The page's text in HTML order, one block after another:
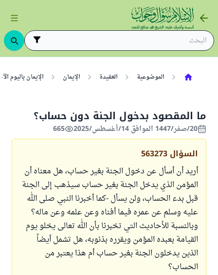
الموضوعية العقيدة الإيمان الإيمان باليوم
ما المقصود بدخول الجنة دون حساب؟
20/صفر/1447 الموافق 14/أغسطس/2025 665
السؤال 563273
أريد أن أسأل عن دخول الجنة بغير حساب، هل معناه أن
المؤمن الذي يدخل الجنة بغير حساب سيذهب إلى الجنة
قبل بدء الحساب، ولن يسأل -كما أخبرنا النبي صلى الله
عليه وسلم عن عمره فيما أفناه وعن علمه وعن ماله؟
وبالنسبة للأحاديث التي تخبرنا بأن الله تعالى يخلو يوم
القيامة بعبده المؤمن ويقرره بذنوبه، هل تشمل أيضاً
الذين يدخلون الجنة بغير حساب أم هذا يعتبر من
الحساب؟